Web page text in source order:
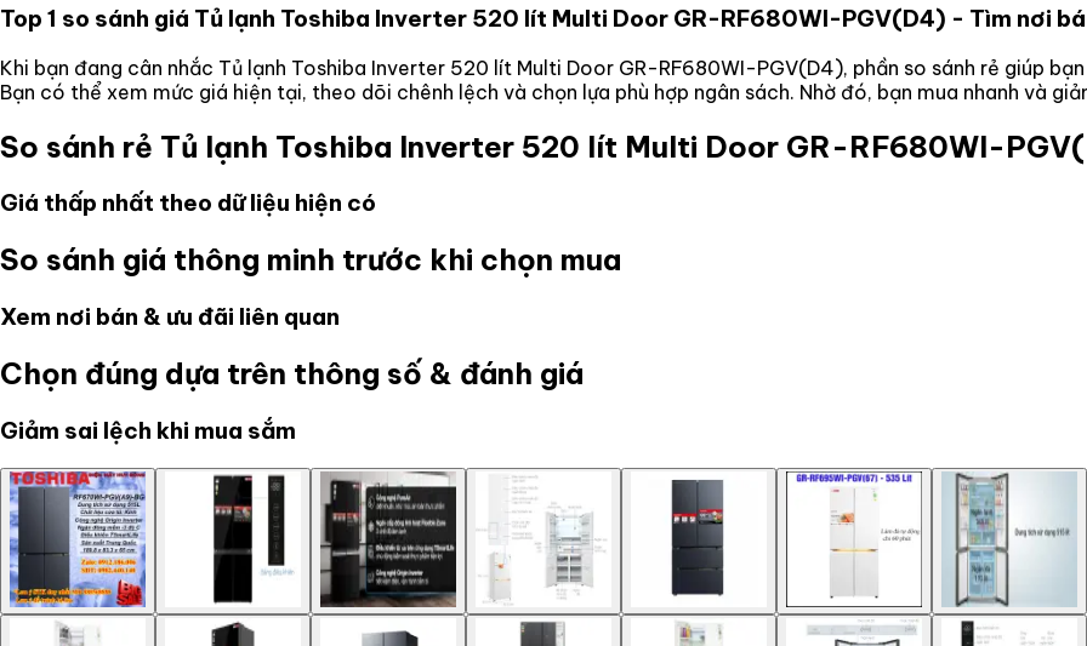
Top 1 so sánh giá Tủ lạnh Toshiba Inverter 520 lít Multi Door GR-RF680WI-PGV(D4) - Tìm nơi
Khi bạn đang cân nhắc Tủ lạnh Toshiba Inverter 520 lít Multi Door GR-RF680WI-PGV(D4), phần so sánh rẻ giúp
Bạn có thể xem mức giá hiện tại, theo dõi chênh lệch và chọn lựa phù hợp ngân sách. Nhờ đó, bạn mua nhanh và
So sánh rẻ Tủ lạnh Toshiba Inverter 520 lít Multi Door GR-RF680WI-
Giá thấp nhất theo dữ liệu hiện có
So sánh giá thông minh trước khi chọn mua
Xem nơi bán & ưu đãi liên quan
Chọn đúng dựa trên thông số & đánh giá
Giảm sai lệch khi mua sắm